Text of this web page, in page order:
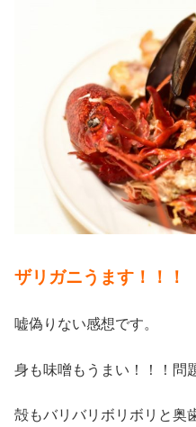
ザリガニうます！！！
嘘偽りない感想です。
身も味噌もうまい！！！問
殻もバリバリボリボリと奥